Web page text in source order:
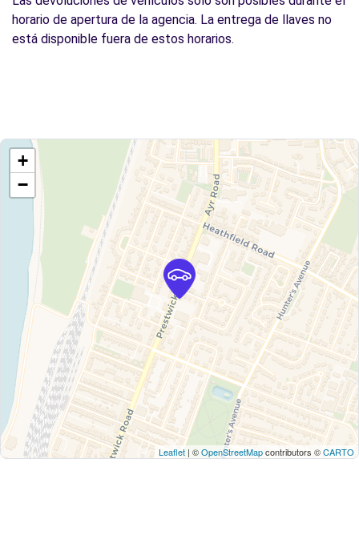
horario de apertura de la agencia. La entrega de llaves no
está disponible fuera de estos horarios.
+
−
Leaflet | ©OpenStreetMapcontributors ©CARTO